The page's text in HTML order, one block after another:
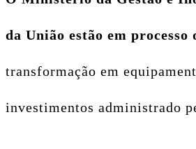
da União estão em
transformação em
investimentos administrado